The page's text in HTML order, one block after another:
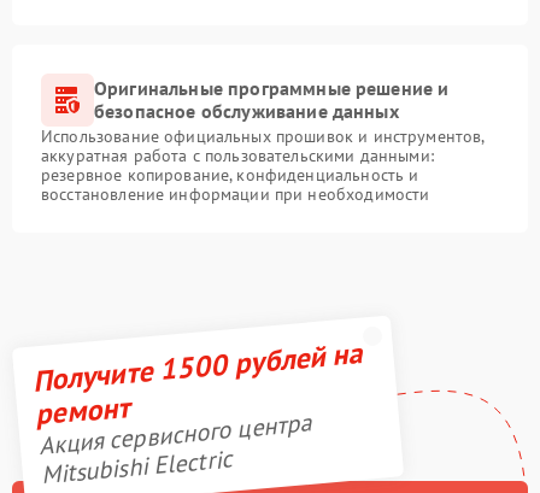
Оригинальные программные решение и
безопасное обслуживание данных
Использование официальных прошивок и инструментов,
аккуратная работа с пользовательскими данными:
резервное копирование, конфиденциальность и
восстановление информации при необходимости
Получите 1500 рублей на
ремонт
Акция сервисного центра
Mitsubishi Electric